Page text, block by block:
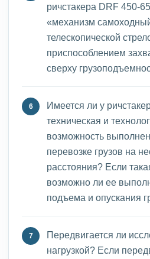
ричстакера DRF 450-
«механизм
телескопической
приспособлением
сверху
Имеется ли у
техническая и
возможность
перевозке грузов на
расстояния? Если
возможно ли ее
подъема и опускания
Передвигается ли
нагрузкой? Если